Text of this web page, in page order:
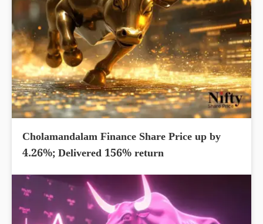
Cholamandalam Finance Share Price up by
4.26%; Delivered 156% return